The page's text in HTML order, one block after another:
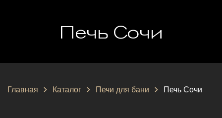
Печь Сочи
Главная Каталог Печи для бани Печь Сочи